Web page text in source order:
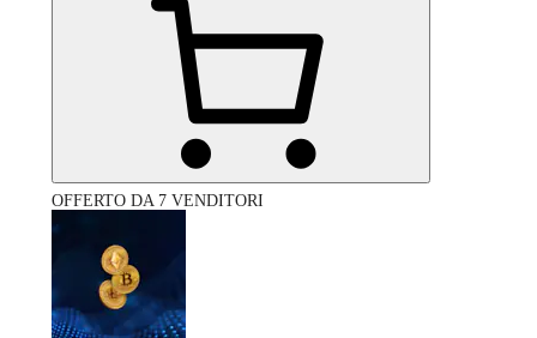
OFFERTO DA 7 VENDITORI